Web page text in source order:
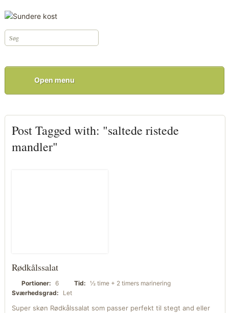
Open menu
Post Tagged with: "saltede ristede
mandler"
Rødkålssalat
Portioner: 6 Tid: ½ time + 2 timers marinering
Sværhedsgrad:
Let
Super skøn Rødkålssalat som passer perfekt til stegt and eller